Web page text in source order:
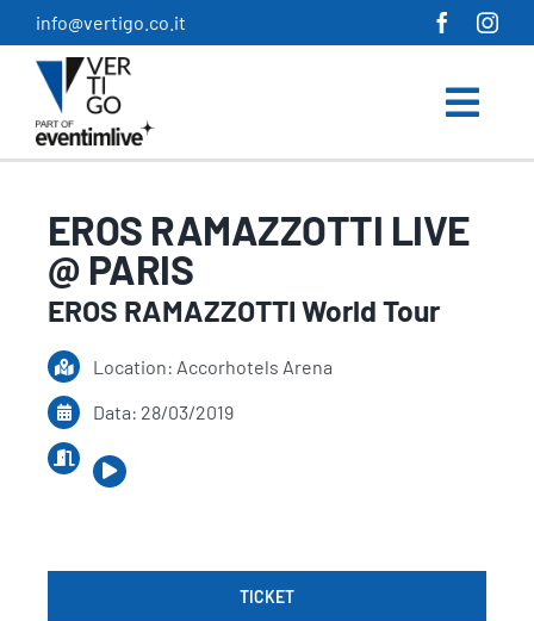
Salta
al
contenuto
info@vertigo.co.it
EROS RAMAZZOTTI LIVE
@ PARIS
EROS RAMAZZOTTI World Tour
Location: Accorhotels Arena
Data: 28/03/2019
TICKET